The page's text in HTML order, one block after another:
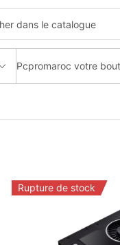
Pcpromaroc votre
Quadro P2200
Rupture de stock